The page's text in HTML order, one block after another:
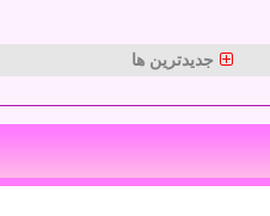
جدیدترین ها